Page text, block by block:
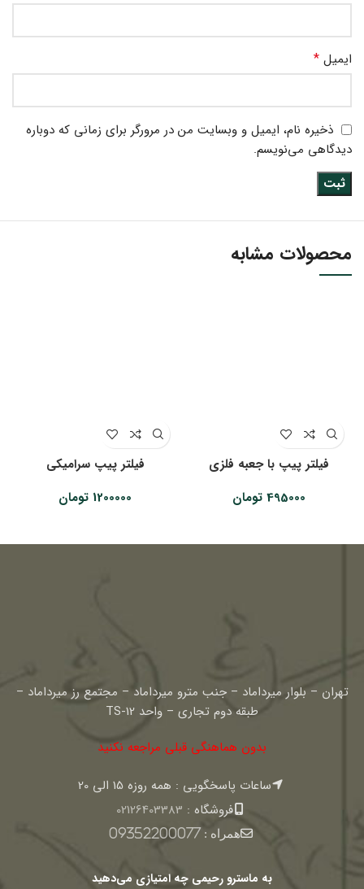
ایمیل *
ذخیره نام، ایمیل و وبسایت من در مرورگر برای زمانی که دوباره
دیدگاهی می‌نویسم.
محصولات مشابه
فیلتر پیپ با جعبه فلزی
495000 تومان
فیلتر پیپ سرامیکی
1200000 تومان
تهران – بلوار میرداماد – جنب مترو میرداماد – مجتمع رز میرداماد –
طبقه دوم تجاری – واحد TS-12
بدون هماهنگی قبلی مراجعه نکنید
ساعات پاسخگویی : همه روزه 15 الی 20
فروشگاه : 02126403383
همراه :09352200077
به ماسترو رحیمی چه امتیازی می‌دهید